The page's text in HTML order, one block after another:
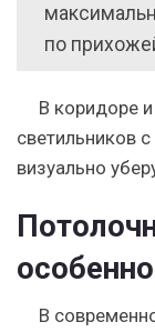
по
В коридоре и
светильников
визуально
В